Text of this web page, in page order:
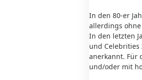
In den 80-er
allerdings ohne
In den letzten
und Celebrities
anerkannt. Für
und/oder mit